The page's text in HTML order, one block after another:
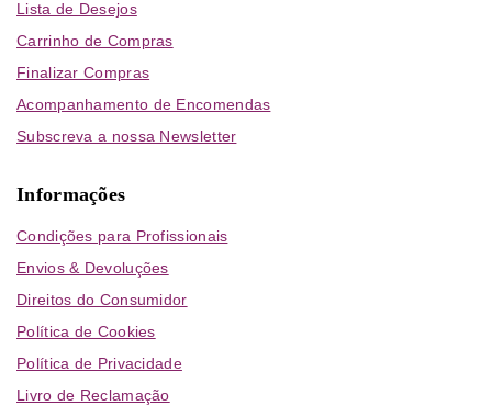
Lista de Desejos
Carrinho de Compras
Finalizar Compras
Acompanhamento de Encomendas
Subscreva a nossa Newsletter
Informações
Condições para Profissionais
Envios & Devoluções
Direitos do Consumidor
Política de Cookies
Política de Privacidade
Livro de Reclamação